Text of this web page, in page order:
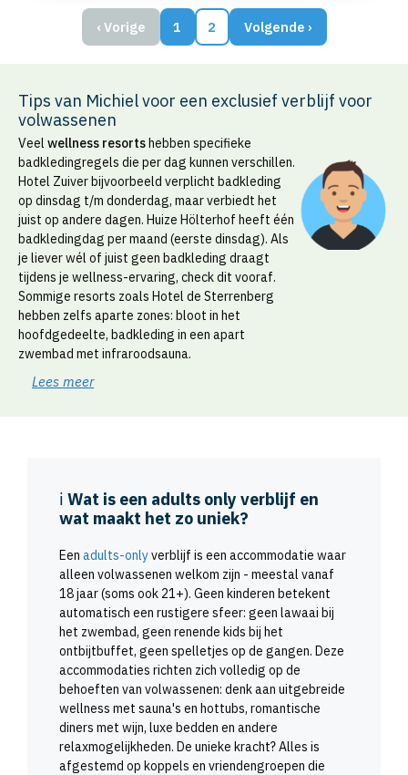
waar je vanaf je eigen strandbed kunt genieten van
cocktails, en The Beach Food Club voor ontbijt,
continentale ontbijt wordt in een mandje voor je
dome gebracht. De locatie ligt op 5 minuten
wandelen van Best Golf en 10 minuten rijden van
Eindhoven centrum.
‹ Vorige 1 2 Volgende ›
Tips van Michiel voor een exclusief verblijf voor
volwassenen
Veel wellness resortshebben specifieke
badkledingregels die per dag kunnen verschillen.
Hotel Zuiver bijvoorbeeld verplicht badkleding
op dinsdag t/m donderdag, maar verbiedt het
juist op andere dagen. Huize Hölterhof heeft één
badkledingdag per maand (eerste dinsdag). Als
je liever wél of juist geen badkleding draagt
tijdens je wellness-ervaring, check dit vooraf.
Sommige resorts zoals Hotel de Sterrenberg
hebben zelfs aparte zones: bloot in het
hoofdgedeelte, badkleding in een apart
zwembad met infraroodsauna.
Lees meer
ℹ️ Wat is een adults only verblijf en
wat maakt het zo uniek?
Een adults-onlyverblijf is een accommodatie waar
alleen volwassenen welkom zijn - meestal vanaf
18 jaar (soms ook 21+). Geen kinderen betekent
automatisch een rustigere sfeer: geen lawaai bij
het zwembad, geen renende kids bij het
ontbijtbuffet, geen spelletjes op de gangen. Deze
accommodaties richten zich volledig op de
behoeften van volwassenen: denk aan uitgebreide
wellness met sauna's en hottubs, romantische
diners met wijn, luxe bedden en andere
relaxmogelijkheden. De unieke kracht? Alles is
afgestemd op koppels en vriendengroepen die